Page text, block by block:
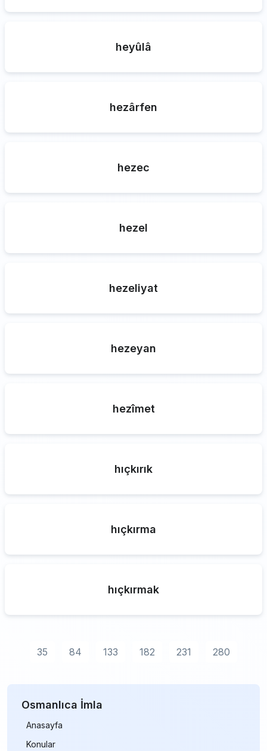
heyûlâ
hezârfen
hezec
hezel
hezeliyat
hezeyan
hezîmet
hıçkırık
hıçkırma
hıçkırmak
35 84 133 182 231 280
Osmanlıca İmla
Anasayfa
Konular